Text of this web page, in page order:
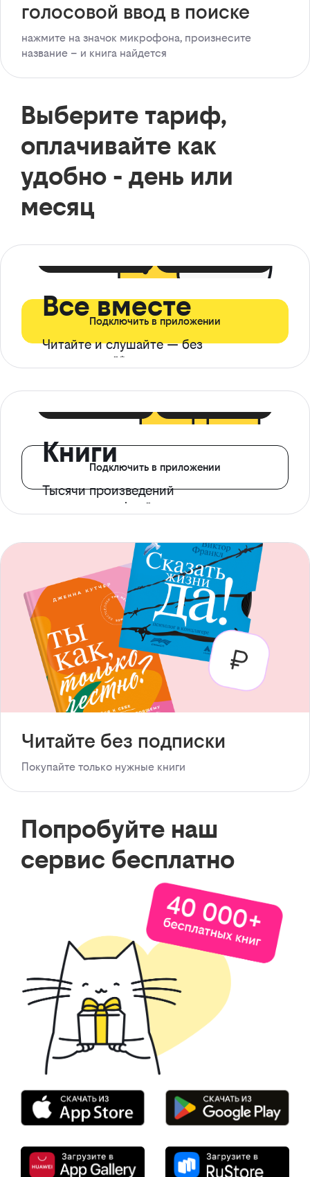
голосовой ввод в поиске
нажмите на значок микрофона, произнесите
название – и книга найдется
Выберите тариф,
оплачивайте как
удобно - день или
месяц
Все вместе
Читайте и слушайте — без
ограничений*
Подключить в приложении
Книги
Тысячи произведений
с доступом офлайн
Подключить в приложении
Читайте без подписки
Покупайте только нужные книги
Попробуйте наш
сервис бесплатно